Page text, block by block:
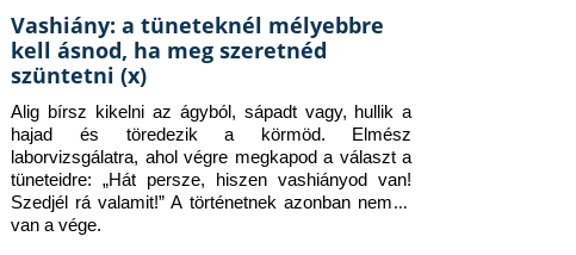
Vashiány: a tüneteknél mélyebbre
kell ásnod, ha meg szeretnéd
szüntetni (x)
Alig bírsz kikelni az ágyból, sápadt vagy, hullik a
hajad és töredezik a körmöd. Elmész
laborvizsgálatra, ahol végre megkapod a választ a
tüneteidre: „Hát persze, hiszen vashiányod van!
Szedjél rá valamit!” A történetnek azonban nem itt
van a vége.